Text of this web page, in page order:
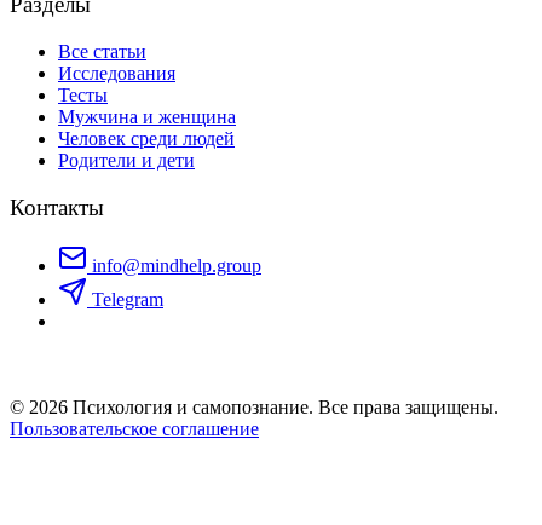
Все статьи
Исследования
Тесты
Мужчина и женщина
Человек среди людей
Родители и дети
Контакты
info@mindhelp.group
Telegram
© 2026 Психология и самопознание. Все права защищены.
Пользовательское соглашение